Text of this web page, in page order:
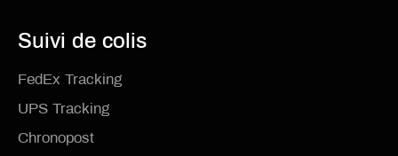
Suivi de colis
FedEx Tracking
UPS Tracking
Chronopost